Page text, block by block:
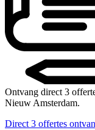
Ontvang direct 3
Nieuw Amsterdam.
Direct 3 offertes